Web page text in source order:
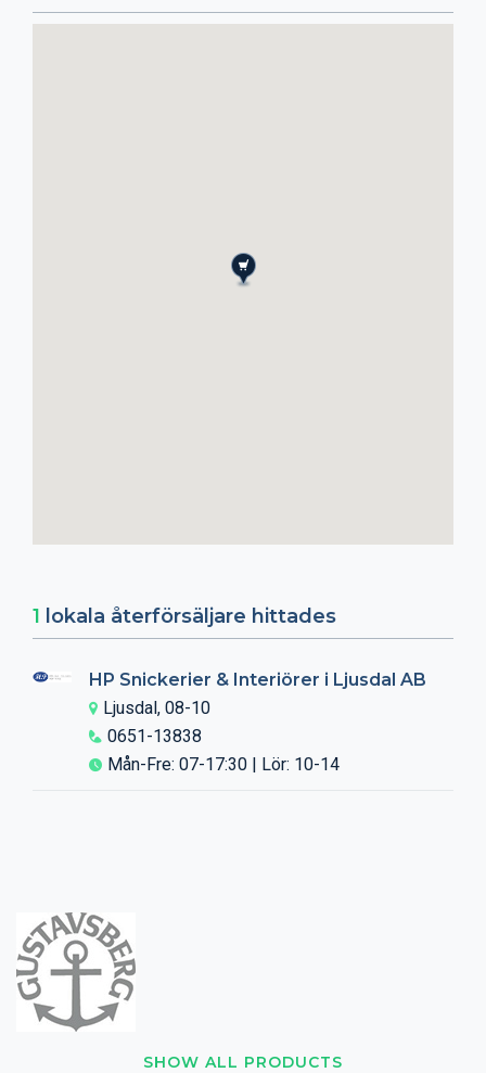
SHOW ALL PRODUCTS
1 lokala återförsäljare hittades
HP Snickerier & Interiörer i Ljusdal AB
Ljusdal, 08-10
0651-13838
Mån-Fre: 07-17:30 | Lör: 10-14